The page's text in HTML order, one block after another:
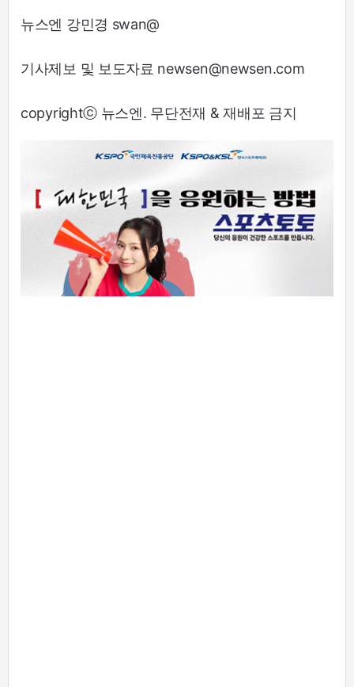
뉴스엔 강민경 swan@
기사제보 및 보도자료 newsen@newsen.com
copyrightⓒ 뉴스엔. 무단전재 & 재배포 금지